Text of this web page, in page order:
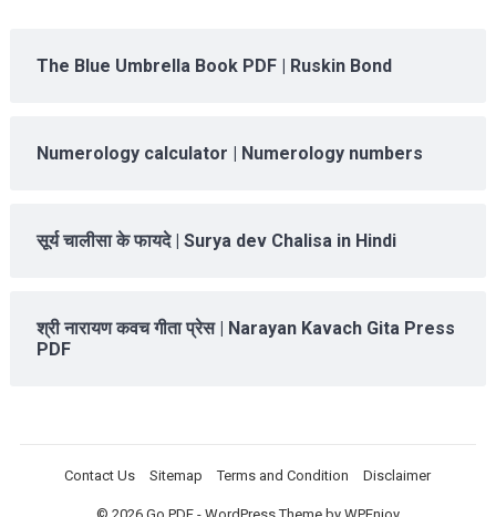
The Blue Umbrella Book PDF | Ruskin Bond
Numerology calculator | Numerology numbers
सूर्य चालीसा के फायदे | Surya dev Chalisa in Hindi
श्री नारायण कवच गीता प्रेस | Narayan Kavach Gita Press
PDF
Contact Us Sitemap Terms and Condition Disclaimer